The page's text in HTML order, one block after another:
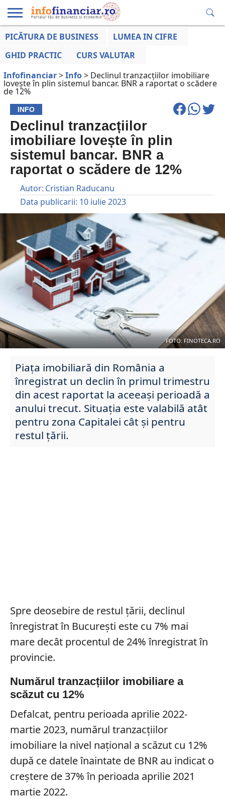
EDUCAȚIE
LA ZI
AFACERILOR
PICĂTURA DE BUSINESS
LUMEA IN CIFRE
GHID PRACTIC
CURS VALUTAR
Infofinanciar>Info> Declinul tranzacțiilor imobiliare
lovește în plin sistemul bancar. BNR a raportat o scădere
de 12%
INFO
Declinul tranzacțiilor
imobiliare lovește în plin
sistemul bancar. BNR a
raportat o scădere de 12%
Autor: Cristian Raducanu
Data publicarii: 10 iulie 2023
FOTO: FINOTECA.RO
Piața imobiliară din România a
înregistrat un declin în primul trimestru
din acest raportat la aceeași perioadă a
anului trecut. Situația este valabilă atât
pentru zona Capitalei cât și pentru
restul țării.
Spre deosebire de restul țării, declinul
înregistrat în București este cu 7% mai
mare decât procentul de 24% înregistrat în
provincie.
Numărul tranzacțiilor imobiliare a
scăzut cu 12%
Defalcat, pentru perioada aprilie 2022-
martie 2023, numărul tranzacțiilor
imobiliare la nivel național a scăzut cu 12%
după ce datele înaintate de BNR au indicat o
creștere de 37% în perioada aprilie 2021
martie 2022.